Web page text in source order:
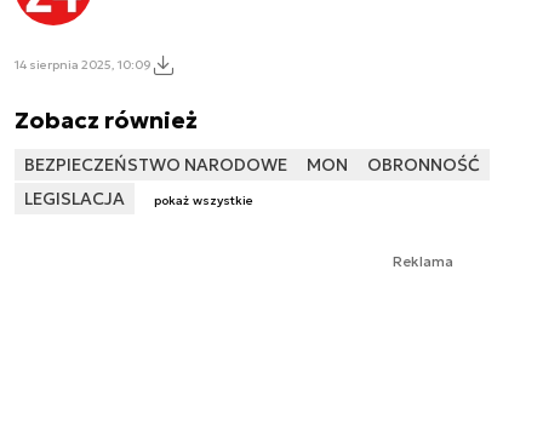
14 sierpnia 2025, 10:09
Zobacz również
BEZPIECZEŃSTWO NARODOWE MON
OBRONNOŚĆ
LEGISLACJA
pokaż wszystkie
Reklama